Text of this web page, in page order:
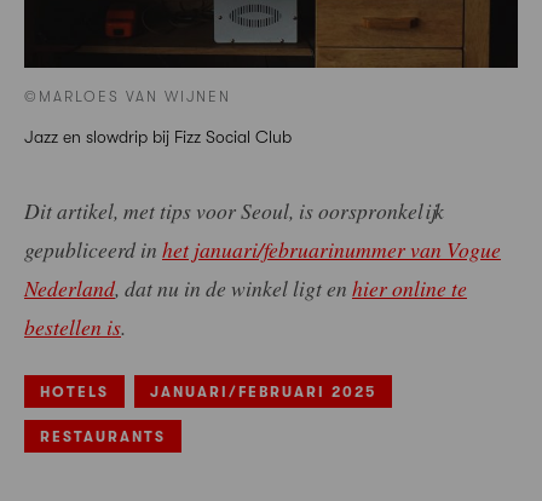
©MARLOES VAN WIJNEN
Jazz en slowdrip bij Fizz Social Club
Dit artikel, met tips voor Seoul, is oorspronkelijk
gepubliceerd in het januari/februarinummer van Vogue
Nederland, dat nu in de winkel ligt en hier online te
bestellen is.
HOTELS JANUARI/FEBRUARI 2025
RESTAURANTS